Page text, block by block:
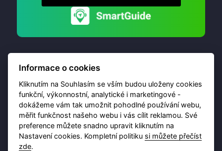
© 2026 Destinační portál provozujeBrána Jihlavy,
příspěvková organizace. Všechna práva vyhrazena.
Informace o cookies
Kliknutím na Souhlasím se vším budou uloženy cookies
funkční, výkonnostní, analytické i marketingové -
dokážeme vám tak umožnit pohodlné používání webu,
měřit funkčnost našeho webu i vás cílit reklamou. Své
preference můžete snadno upravit kliknutím na
Nastavení cookies. Kompletní politiku si můžete přečíst
zde.